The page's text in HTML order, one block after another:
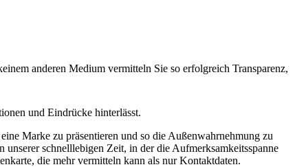
anderen Medium vermitteln Sie so erfolgreich Transparenz,
und Eindrücke hinterlässt.
Marke zu präsentieren und so die Außenwahrnehmung zu
schnelllebigen Zeit, in der die Aufmerksamkeitsspanne
die mehr vermitteln kann als nur Kontaktdaten.